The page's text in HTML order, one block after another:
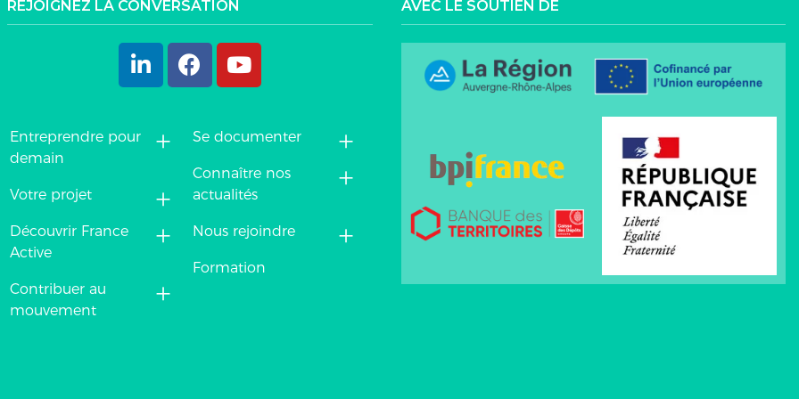
REJOIGNEZ LA CONVERSATION
+
Entreprendre pour
demain
+
Votre projet
+
Découvrir France
Active
+
Contribuer au
mouvement
+
Se documenter
+
Connaître nos
actualités
+
Nous rejoindre
Formation
AVEC LE SOUTIEN DE
paramètres de confidentialité, en garantissant la conformité avec les réglementations. Personnalisez vos